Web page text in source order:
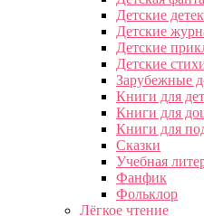
Детские
Детские
Детские
Детские
Зарубежные
Книги для
Книги для
Книги для
Сказки
Учебная
Фанфик
Фольклор
Лёгкое чтение